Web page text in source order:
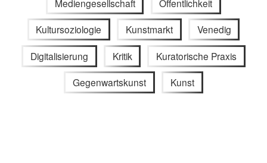
Mediengesellschaft Öffentlichkeit
Kultursoziologie Kunstmarkt Venedig
Digitalisierung Kritik Kuratorische Praxis
Gegenwartskunst Kunst